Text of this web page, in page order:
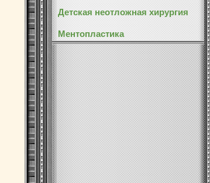
Детская неотложная хирургия
Ментопластика